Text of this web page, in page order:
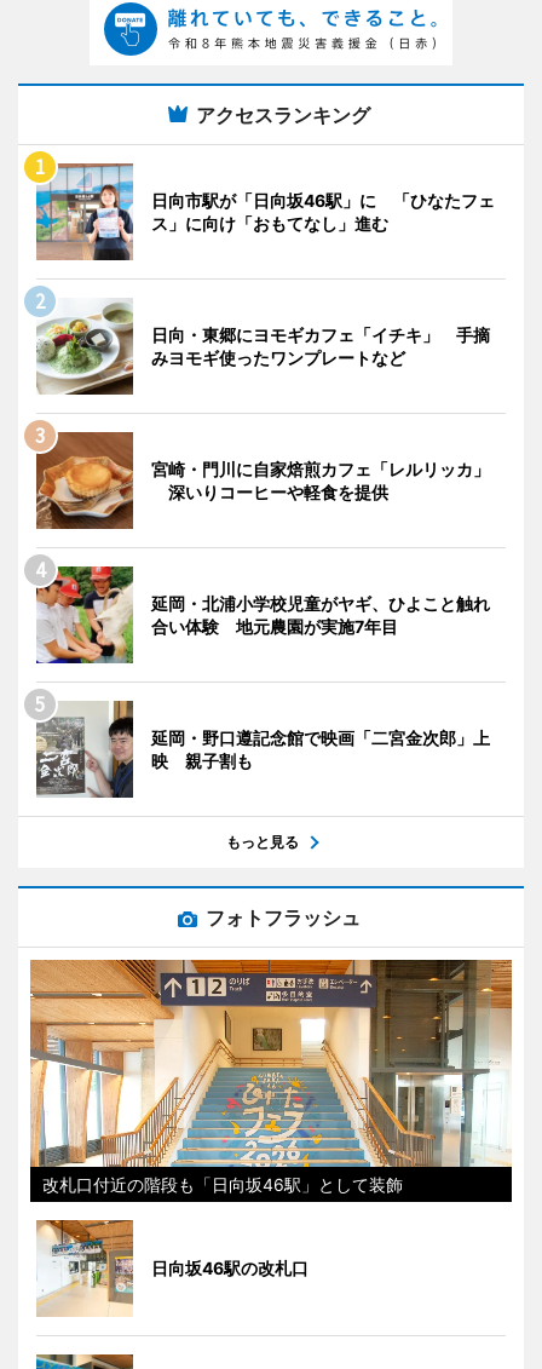
アクセスランキング
日向市駅が「日向坂46駅」に 「ひなたフェ
ス」に向け「おもてなし」進む
日向・東郷にヨモギカフェ「イチキ」 手摘
みヨモギ使ったワンプレートなど
宮崎・門川に自家焙煎カフェ「レルリッカ」
深いりコーヒーや軽食を提供
延岡・北浦小学校児童がヤギ、ひよこと触れ
合い体験 地元農園が実施7年目
延岡・野口遵記念館で映画「二宮金次郎」上
映 親子割も
もっと見る
フォトフラッシュ
改札口付近の階段も「日向坂46駅」として装飾
日向坂46駅の改札口